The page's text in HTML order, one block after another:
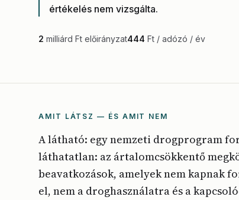
értékelés nem vizsgálta.
2 milliárd Ft előirányzat444 Ft / adózó / év
AMIT LÁTSZ — ÉS AMIT NEM
A látható: egy nemzeti drogprogram
láthatatlan: az ártalomcsökkentő
beavatkozások, amelyek nem kapnak
el, nem a droghasználatra és a